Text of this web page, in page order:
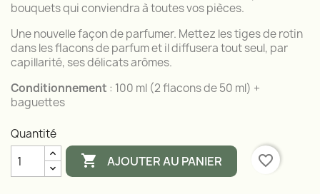
bouquets qui conviendra à toutes vos pièces.
Une nouvelle façon de parfumer. Mettez les tiges de rotin
dans les flacons de parfum et il diffusera tout seul, par
capillarité, ses délicats arômes.
Conditionnement : 100 ml (2 flacons de 50 ml) +
baguettes
Quantité
 AJOUTER AU PANIER favorite_border